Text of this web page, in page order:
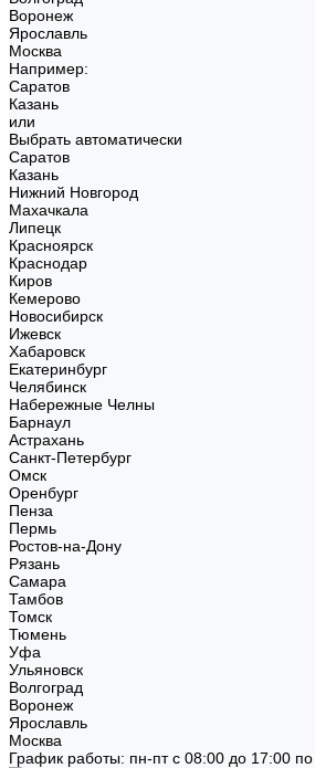
Воронеж
Ярославль
Москва
Например:
Саратов
Казань
или
Выбрать автоматически
Саратов
Казань
Нижний Новгород
Махачкала
Липецк
Красноярск
Краснодар
Киров
Кемерово
Новосибирск
Ижевск
Хабаровск
Екатеринбург
Челябинск
Набережные Челны
Барнаул
Астрахань
Санкт-Петербург
Омск
Оренбург
Пенза
Пермь
Ростов-на-Дону
Рязань
Самара
Тамбов
Томск
Тюмень
Уфа
Ульяновск
Волгоград
Воронеж
Ярославль
Москва
График работы: пн-пт с 08:00 до 17:00